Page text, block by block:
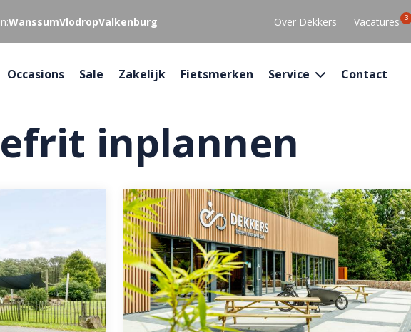
WanssumVlodropValkenburg Over Dekkers Vacatures 3
Occasions Sale Zakelijk Fietsmerken Service Contact
inplannen